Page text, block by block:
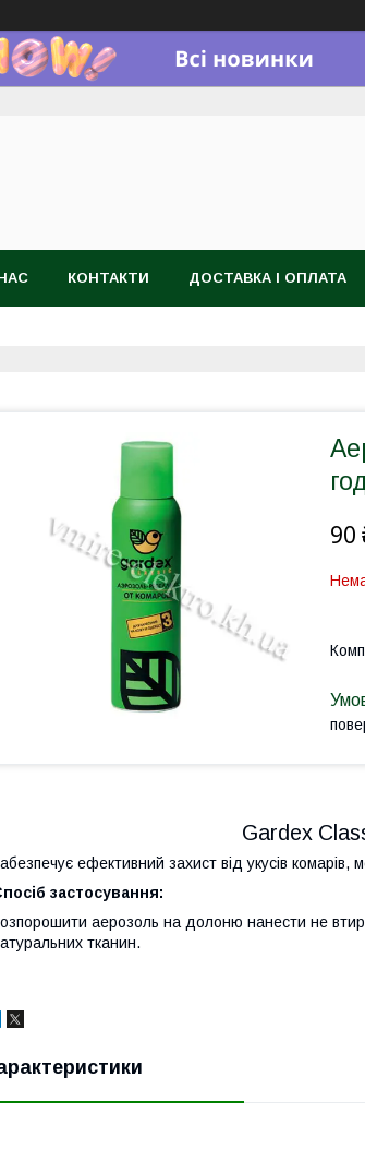
КОНТАКТИ ДОСТАВКА І ОПЛАТА
90
Gardex
ефективний захист від укусів
застосування:
аерозоль на долоню нанести не
тканин.